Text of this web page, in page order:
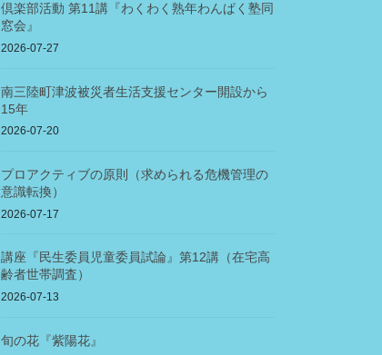
倶楽部活動 第11講『わくわく熟年わんぱく塾同
窓会』
2026-07-27
南三陸町津波被災者生活支援センター開設から
15年
2026-07-20
プロアクティブの原則（求められる危機管理の
意識転換）
2026-07-17
講座『民生委員児童委員試論』第12講（在宅高
齢者世帯調査）
2026-07-13
旬の花『紫陽花』